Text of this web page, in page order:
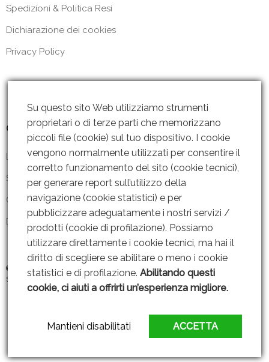
Spedizioni & Politica Resi
Dichiarazione dei cookies
Privacy Policy
Contattaci
Lun – Ven: 8 – 18.30
Sabato: Chiuso
Contattaci
Dove siamo
© 2019 GRUPPO AMMENDOLA s.r.l P. IVA: 06221451211 |Web Design By
SEOJAM
Su questo sito Web utilizziamo strumenti
proprietari o di terze parti che memorizzano
piccoli file (cookie) sul tuo dispositivo. I cookie
vengono normalmente utilizzati per consentire il
corretto funzionamento del sito (cookie tecnici),
per generare report sull’utilizzo della
navigazione (cookie statistici) e per
pubblicizzare adeguatamente i nostri servizi /
prodotti (cookie di profilazione). Possiamo
utilizzare direttamente i cookie tecnici, ma hai il
diritto di scegliere se abilitare o meno i cookie
statistici e di profilazione.Abilitando questi
cookie, ci aiuti a offrirti un’esperienza migliore.
ACCETTA
Mantieni disabilitati